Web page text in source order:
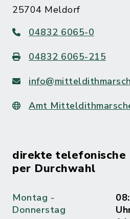
25704 Meldorf
04832 6065-0
04832 6065-215
Amt
direkte telefonische
per Durchwahl
Montag -
Donnerstag